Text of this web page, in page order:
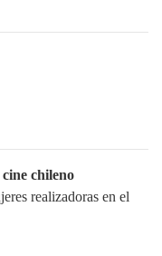
chileno
realizadoras en el